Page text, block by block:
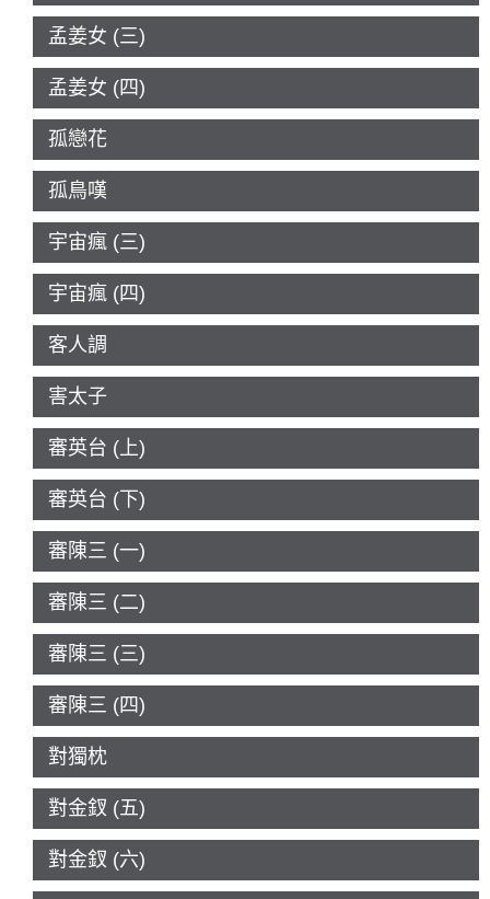
孟姜女 (三)
孟姜女 (四)
孤戀花
孤鳥嘆
宇宙瘋 (三)
宇宙瘋 (四)
客人調
害太子
審英台 (上)
審英台 (下)
審陳三 (一)
審陳三 (二)
審陳三 (三)
審陳三 (四)
對獨枕
對金釵 (五)
對金釵 (六)